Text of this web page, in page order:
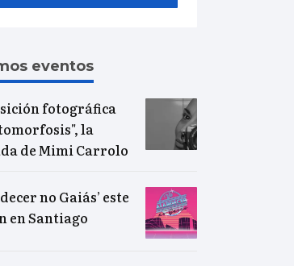
eventos
fotográfica
la
de Mimi Carrolo
no Gaiás’ este
en Santiago